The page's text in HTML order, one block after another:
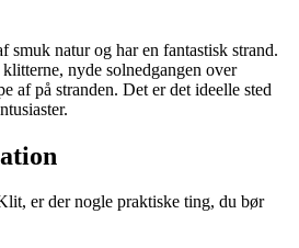
smuk natur og har en fantastisk strand.
nyde solnedgangen over
af på stranden. Det er det ideelle sted
er der nogle praktiske ting, du bør